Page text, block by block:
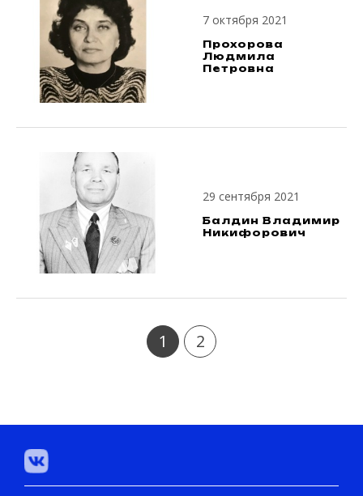
7 октября 2021
Прохорова
Людмила
Петровна
29 сентября 2021
Балдин Владимир
Никифорович
1 2